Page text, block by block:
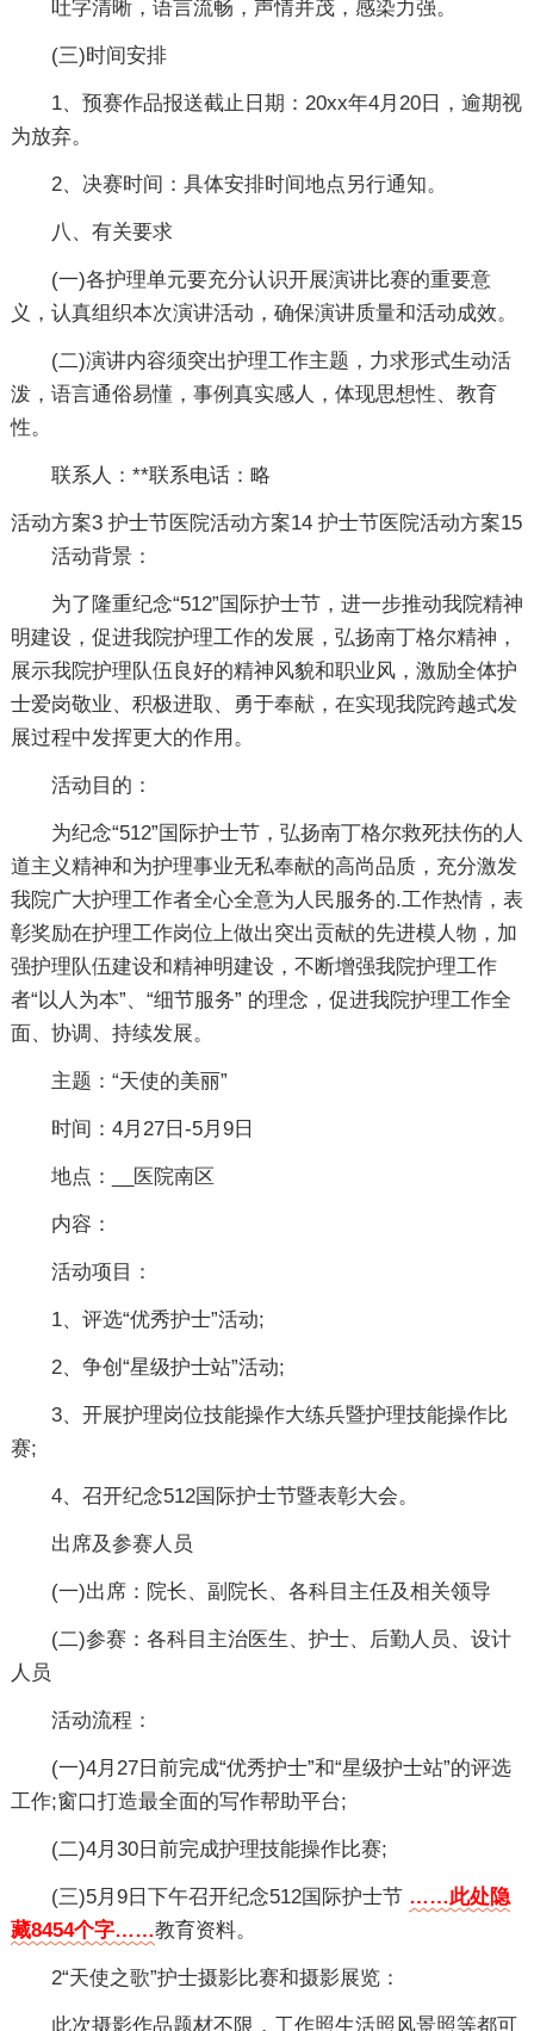
吐字清晰，语言流畅，声情并茂，感染力强。
(三)时间安排
1、预赛作品报送截止日期：20xx年4月20日，逾期视
为放弃。
2、决赛时间：具体安排时间地点另行通知。
八、有关要求
(一)各护理单元要充分认识开展演讲比赛的重要意
义，认真组织本次演讲活动，确保演讲质量和活动成效。
(二)演讲内容须突出护理工作主题，力求形式生动活
泼，语言通俗易懂，事例真实感人，体现思想性、教育
性。
联系人：**联系电话：略
活动方案3
活动背景：
为了隆重纪念“512”国际护士节，进一步推动我院精神
明建设，促进我院护理工作的发展，弘扬南丁格尔精神，
展示我院护理队伍良好的精神风貌和职业风，激励全体护
士爱岗敬业、积极进取、勇于奉献，在实现我院跨越式发
展过程中发挥更大的作用。
活动目的：
为纪念“512”国际护士节，弘扬南丁格尔救死扶伤的人
道主义精神和为护理事业无私奉献的高尚品质，充分激发
我院广大护理工作者全心全意为人民服务的.工作热情，表
彰奖励在护理工作岗位上做出突出贡献的先进模人物，加
强护理队伍建设和精神明建设，不断增强我院护理工作
者“以人为本”、“细节服务” 的理念，促进我院护理工作全
面、协调、持续发展。
主题：“天使的美丽”
时间：4月27日-5月9日
地点：__医院南区
内容：
活动项目：
1、评选“优秀护士”活动;
2、争创“星级护士站”活动;
3、开展护理岗位技能操作大练兵暨护理技能操作比
赛;
4、召开纪念512国际护士节暨表彰大会。
出席及参赛人员
(一)出席：院长、副院长、各科目主任及相关领导
(二)参赛：各科目主治医生、护士、后勤人员、设计
人员
活动流程：
(一)4月27日前完成“优秀护士”和“星级护士站”的评选
工作;窗口打造最全面的写作帮助平台;
(二)4月30日前完成护理技能操作比赛;
(三)5月9日下午召开纪念512国际护士节 ……此处隐
藏8454个字……教育资料。
2“天使之歌”护士摄影比赛和摄影展览：
此次摄影作品题材不限，工作照生活照风景照等都可
护士节医院活动方案14 护士节医院活动方案15